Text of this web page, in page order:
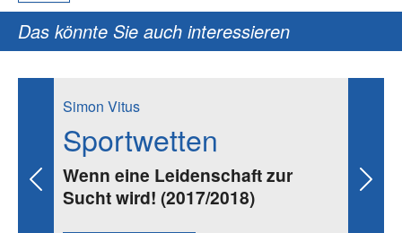
Das könnte Sie auch interessieren
Simon Vitus
Sportwetten
Wenn eine Leidenschaft zur
Sucht wird! (2017/2018)
Previous Next